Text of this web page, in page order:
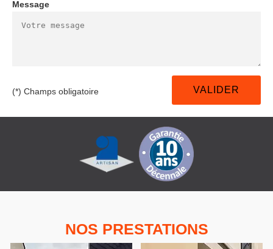
Message
(*) Champs obligatoire
NOS PRESTATIONS